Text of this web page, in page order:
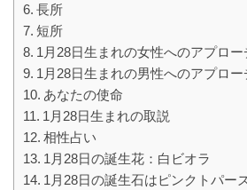
長所
短所
1月28日生まれの女性へのアプロー
1月28日生まれの男性へのアプロー
あなたの使命
1月28日生まれの取説
相性占い
1月28日の誕生花：白ビオラ
1月28日の誕生石はピンクトパー